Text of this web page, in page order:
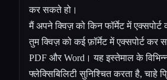
कर सकते हो।
मैं अपने क्विज़ को किन फॉर्मेट में
तुम क्विज़ को कई फ़ॉर्मेट में एक्सपोर्ट
PDF और Word। यह इस्तेमाल के
फ्लेक्सिबिलिटी सुनिश्चित करता है, चाहे